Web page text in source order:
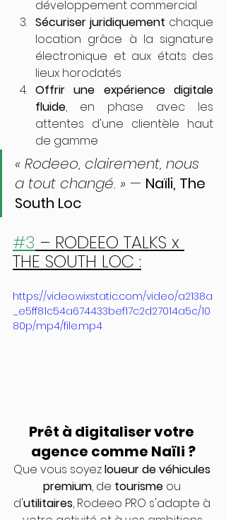
développement commercial
Sécuriser juridiquement chaque
location grâce à la signature
électronique et aux états des
lieux horodatés
Offrir une expérience digitale
fluide, en phase avec les
attentes d'une clientèle haut
de gamme
« Rodeeo, clairement, nous
a tout changé. » — Naïli, The
South Loc
#3 – RODEEO TALKS x
THE SOUTH LOC :
https://video.wixstatic.com/video/a2138a
_e5ff81c54a674433bef17c2d27014a5c/10
80p/mp4/file.mp4
Prêt à digitaliser votre
agence comme Naïli ?
Que vous soyez loueur de véhicules
premium, de tourisme ou
d'utilitaires, Rodeeo PRO s'adapte à
votre activité et à vos ambitions.